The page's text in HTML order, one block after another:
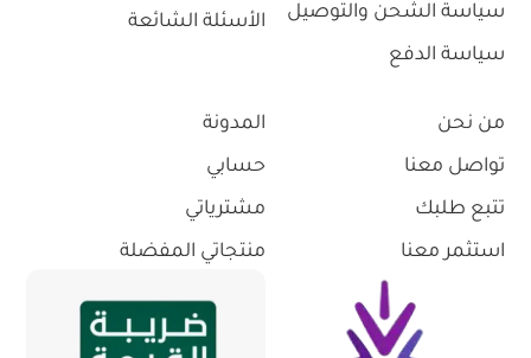
سياسة الشحن والتوصيل
سياسة الدفع
الأسئلة الشائعة
من نحن
تواصل معنا
تتبع طلبك
استثمر معنا
المدونة
حسابي
مشترياتي
منتجاتي المفضلة